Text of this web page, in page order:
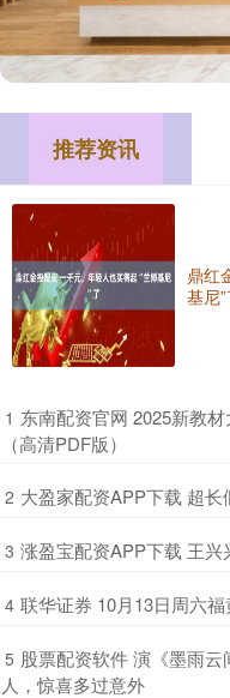
推荐资讯
鼎红
基尼”
1 东南配资官网 2025新教
（高清PDF版）
2 大盈家配资APP下载 超
3 涨盈宝配资APP下载 王
4 联华证券 10月13日周六
5 股票配资软件 演《墨雨
人，惊喜多过意外